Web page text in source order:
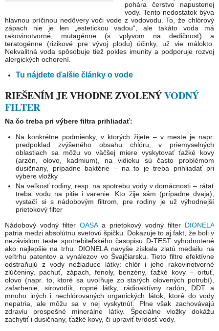
pohára čerstvo napustenej
vody. Tento nedostatok býva
hlavnou príčinou nedôvery voči vode z vodovodu. To, že chlórový
zápach nie je len „estetickou vadou“, ale takáto voda má
rakovinotvorné, mutagénne (s vplyvom na dedičnosť) a
teratogénne (rizikové pre vývoj plodu) účinky, už vie málokto.
Nekvalitná voda spôsobuje tiež pokles imunity a podporuje rozvoj
alergických ochorení.
Tu nájdete ďalšie články o vode
RIEŠENÍM JE VHODNE ZVOLENÝVODNÝ
FILTER
Na čo treba pri výbere filtra prihliadať:
Na konkrétne podmienky, v ktorých žijete – v meste je napr.
predpoklad zvýšeného obsahu chlóru, v priemyselných
oblastiach sa môžu vo väčšej miere vyskytovať ťažké kovy
(arzén, olovo, kadmium), na vidieku sú často problémom
dusičnany, prípadne baktérie – na to je treba prihliadať pri
výbere vložky
Na veľkosť rodiny, resp. na spotrebu vody v domácnosti – rátať
treba vodu na pitie i varenie. Kto žije sám (prípadne dvaja),
vystačí si s nádobovým filtrom, pre rodiny je už výhodnejší
prietokový filter
Nádobový vodný filter OASAa prietokový vodný filter DIONELA
patria medzi absolútnu svetovú špičku. Dokazuje to aj fakt, že boli v
nezávislom teste spotrebiteľského časopisu D-TEST vyhodnotené
ako najlepšie na trhu. DIONELA navyše získala zlatú medailu na
veľtrhu patentov a vynálezov vo Švajčiarsku. Tieto filtre efektívne
odstraňujú z vody nežiaduce látky: chlór i jeho rakovinotvorné
zlúčeniny, pachuť, zápach, fenoly, benzény, ťažké kovy – ortuť,
olovo (napr. to, ktoré sa uvoľňuje zo starých olovených potrubí),
zafarbenie, sírovodík, ropné látky, rádioaktívny radón, DDT a
mnoho iných i nechlórovaných organických látok, ktoré do vody
nepatria, ale môžu sa v nej vyskytnúť. Plne však zachovávajú
zdraviu prospešné minerálne látky. Špeciálne vložky dokážu
zachytiť i dusičnany, ťažké kovy, či upraviť tvrdosť vody.